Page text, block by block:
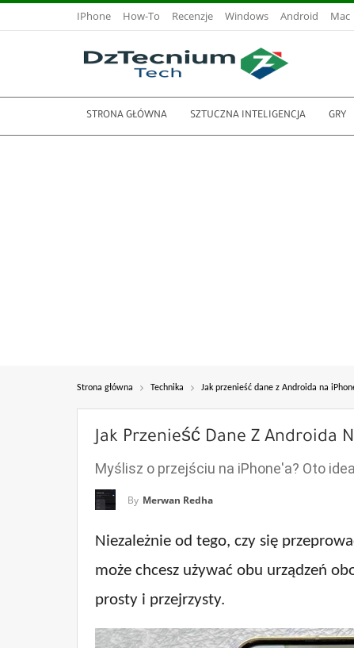
IPhone How-To Recenzje Windows Android Mac
STRONA GŁÓWNA SZTUCZNA INTELIGENCJA GRY
Strona główna Technika Jak przenieść dane z Androida na
Jak Przenieść Dane Z Androida
Myślisz o przejściu na iPhone'a? Oto
By Merwan Redha
Niezależnie od tego, czy się
może chcesz używać obu urządzeń
prosty i przejrzysty.